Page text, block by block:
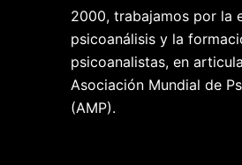
2000, trabajamos por la
psicoanálisis y la
psicoanalistas, en
Asociación Mundial de
(AMP).